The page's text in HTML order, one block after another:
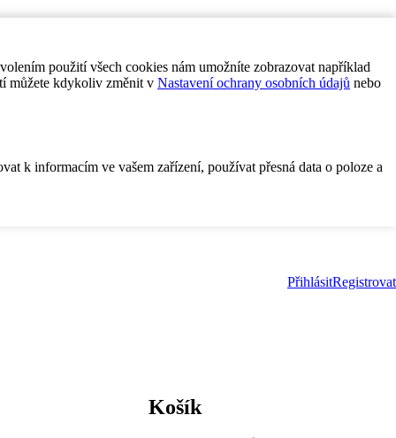
použití všech cookies nám umožníte zobrazovat například
můžete kdykoliv změnit v Nastavení ochrany osobních údajů nebo
k informacím ve vašem zařízení, používat přesná data o poloze a
PřihlásitRegistrovat
Košík